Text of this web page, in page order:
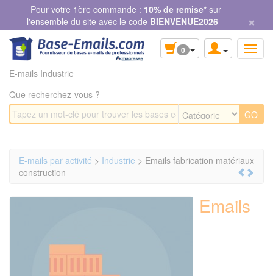
Pour votre 1ère commande : 10% de remise* sur
l'ensemble du site avec le code BIENVENUE2026 ×
0
E-mails Industrie
Que recherchez-vous ?
E-mails par activité > Industrie > Emails fabrication matériaux
construction
Emails
Panneau de gestion des cookies